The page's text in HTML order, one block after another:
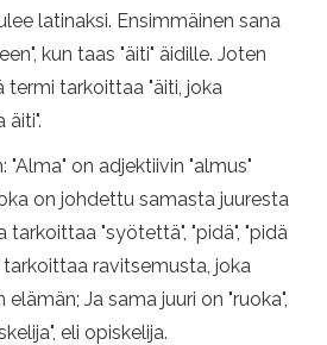
latinaksi. Ensimmäinen sana
kun taas "äiti" äidille. Joten
tarkoittaa "äiti, joka
äiti".
on adjektiivin "almus"
on johdettu samasta juuresta
tarkoittaa "syötettä", "pidä", "pidä
tarkoittaa ravitsemusta, joka
Ja sama juuri on "ruoka",
eli opiskelija.